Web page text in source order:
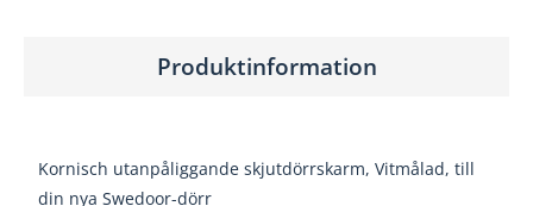
Produktinformation
Kornisch utanpåliggande skjutdörrskarm, Vitmålad, till
din nya Swedoor-dörr